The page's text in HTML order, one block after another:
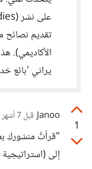
تقديم
الأكاديمي).
يراني 'بائع
1
Janoo قبل 7 أشهر
​"قرأتُ منشوركِ
إلى